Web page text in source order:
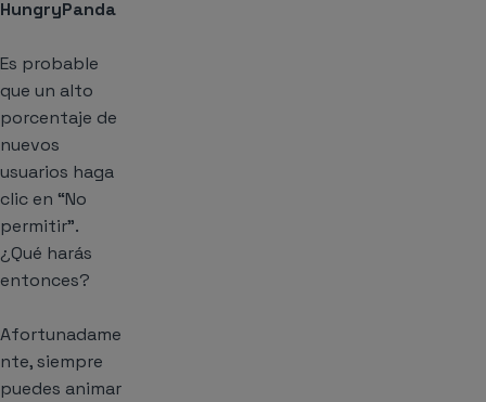
HungryPanda
Es probable
que un alto
porcentaje de
nuevos
usuarios haga
clic en “No
permitir”.
¿Qué harás
entonces?
Afortunadame
nte, siempre
puedes animar